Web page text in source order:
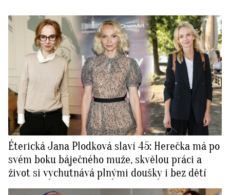
Éterická Jana Plodková slaví 45: Herečka má po
svém boku báječného muže, skvělou práci a
život si vychutnává plnými doušky i bez dětí